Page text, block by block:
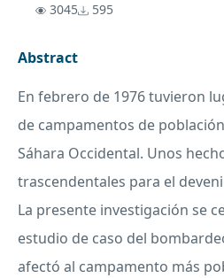
3045 595
Abstract
En febrero de 1976 tuvieron
de campamentos de
Sáhara Occidental. Unos
trascendentales para el
La presente investigación se
estudio de caso del
afectó al campamento más